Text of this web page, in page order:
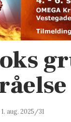
1. aug. 2025/31